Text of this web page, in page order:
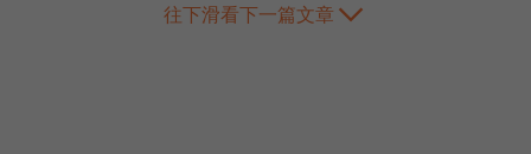
往下滑看下一篇文章